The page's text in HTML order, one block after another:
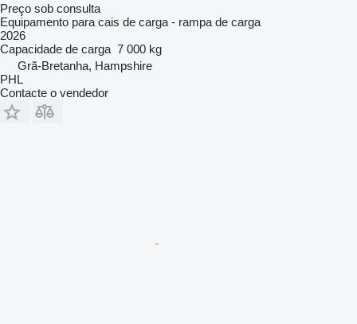
Preço sob consulta
Equipamento para cais de carga - rampa de carga
2026
Capacidade de carga 7 000 kg
Grã-Bretanha, Hampshire
PHL
Contacte o vendedor